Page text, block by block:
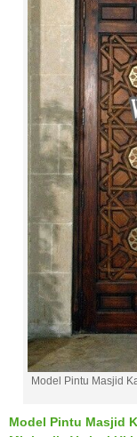
Model Pintu Masjid
Model Pintu Masjid